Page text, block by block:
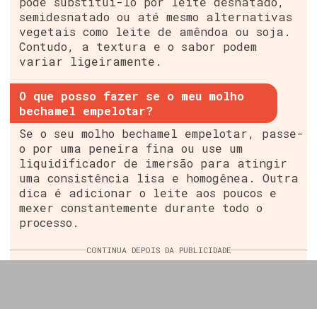
semidesnatado ou até mesmo alternativas
vegetais como leite de amêndoa ou soja.
Contudo, a textura e o sabor podem
variar ligeiramente.
O que posso fazer se o meu molho
bechamel empelotar?
Se o seu molho bechamel empelotar, passe-
o por uma peneira fina ou use um
liquidificador de imersão para atingir
uma consistência lisa e homogênea. Outra
dica é adicionar o leite aos poucos e
mexer constantemente durante todo o
processo.
CONTINUA DEPOIS DA PUBLICIDADE